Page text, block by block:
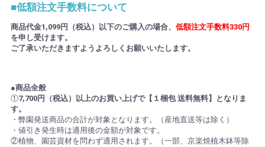
■低額注文手数料について
商品代金1,099円（税込）以下のご購入の場合、 低額注文手数料330円
を申し受けます。
ご了承いただきますようよろしくお願いいたします。
●商品全般
①7,700円（税込）以上のお買い上げで【１梱包 送料無料】となりま
す。
・弊園発送商品の合計が対象となります。（産地直送等は除く）
・値引き発生時は適用後の金額が対象です。
②植物、園芸資材を問わず適用されます。（一部、京楽焼植木鉢等除